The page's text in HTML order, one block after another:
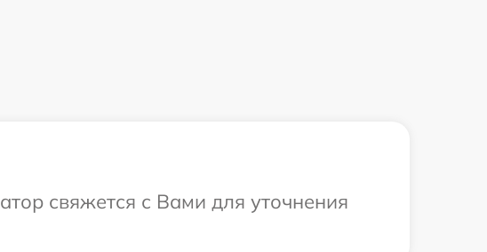
свяжется с Вами для уточнения